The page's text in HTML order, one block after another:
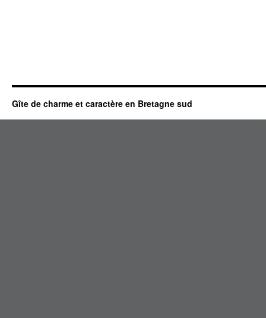
Gîte de charme et caractère en Bretagne sud